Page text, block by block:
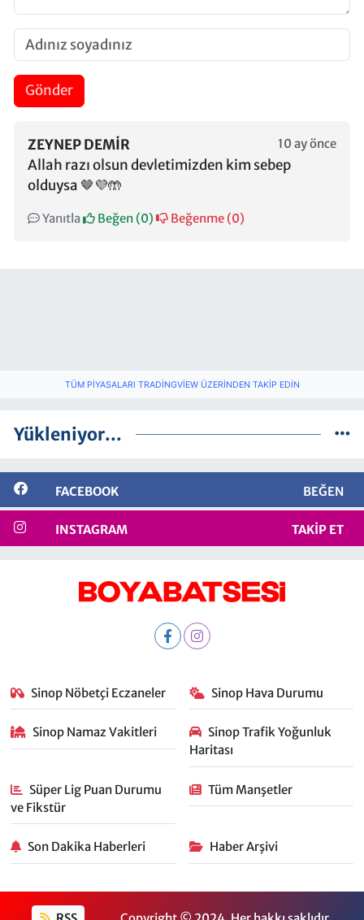
Gönder
ZEYNEP DEMIR 10 ay önce
Allah razı olsun devletimizden kim sebep
olduysa 🤎💜🤲
Yanıtla Beğen (0) Beğenme (0)
TÜM PIYASALARI TRADINGVIEW ÜZERINDEN TAKIP EDIN
Yükleniyor...
FACEBOOK BEĞEN
INSTAGRAM TAKIP ET
Sinop Nöbetçi Eczaneler Sinop Hava Durumu
Sinop Namaz Vakitleri
Sinop Trafik Yoğunluk
Haritası
Süper Lig Puan Durumu
ve Fikstür
Tüm Manşetler
Son Dakika Haberleri Haber Arşivi